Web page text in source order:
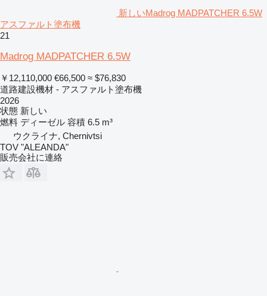
新しいMadrog MADPATCHER 6.5W
アスファルト塗布機
21
Madrog MADPATCHER 6.5W
￥12,110,000 €66,500 ≈ $76,830
道路建設機材 - アスファルト塗布機
2026
状態 新しい
燃料 ディーゼル 容積 6.5 m³
ウクライナ, Chernivtsi
TOV "ALEANDA"
販売会社に連絡